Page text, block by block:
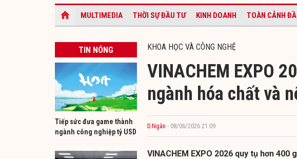
MULTIMEDIA THỜI SỰ ĐẦU TƯ KINH DOANH TOÀN CẢNH
TIN NÓNG
Tiếp sức đưa game thành
ngành công nghiệp tỷ USD
KHOA HỌC VÀ CÔNG NGHỆ
VINACHEM EXPO
ngành hóa chất và
D.Ngân - 08/06/2026 21:09
VINACHEM EXPO 2026 quy tụ hơn